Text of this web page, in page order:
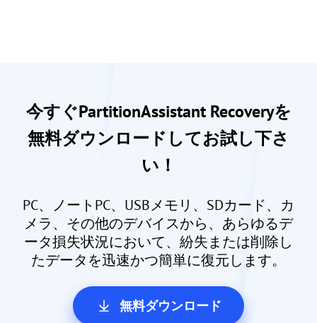
今すぐPartitionAssistant Recoveryを
無料ダウンロードしてお試し下さ
い！
PC、ノートPC、USBメモリ、SDカード、カ
メラ、その他のデバイスから、あらゆるデ
ータ損失状況において、紛失または削除し
たデータを迅速かつ簡単に復元します。
無料ダウンロード